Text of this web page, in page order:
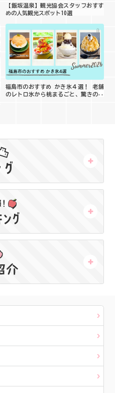
【飯坂温泉】観光協会スタッフおすす
めの人気観光スポット10選
福島市のおすすめ かき氷４選！ 老舗
のレトロ氷から桃まるごと、驚きの創